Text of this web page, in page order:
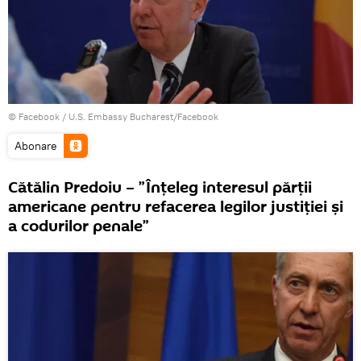
© Facebook / U.S. Embassy Bucharest/Facebook
Abonare
Cătălin Predoiu – ”Înțeleg interesul părții
americane pentru refacerea legilor justiției și
a codurilor penale”